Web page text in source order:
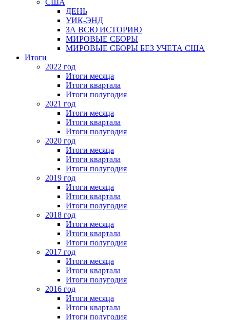
США
ДЕНЬ
УИК-ЭНД
ЗА ВСЮ ИСТОРИЮ
МИРОВЫЕ СБОРЫ
МИРОВЫЕ СБОРЫ БЕЗ УЧЕТА США
Итоги
2022 год
Итоги месяца
Итоги квартала
Итоги полугодия
2021 год
Итоги месяца
Итоги квартала
Итоги полугодия
2020 год
Итоги месяца
Итоги квартала
Итоги полугодия
2019 год
Итоги месяца
Итоги квартала
Итоги полугодия
2018 год
Итоги месяца
Итоги квартала
Итоги полугодия
2017 год
Итоги месяца
Итоги квартала
Итоги полугодия
2016 год
Итоги месяца
Итоги квартала
Итоги полугодия